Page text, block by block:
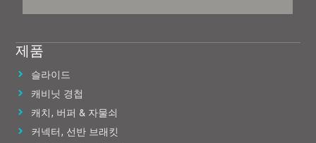
제품
슬라이드
캐비닛 경첩
캐치, 버퍼 & 자물쇠
커넥터, 선반 브래킷